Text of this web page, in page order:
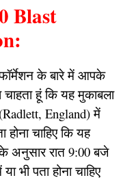
Blast
के बारे में आपके
हूं कि यह मुकाबला
England) में
चाहिए कि यह
अनुसार रात 9:00 बजे
पता होना चाहिए